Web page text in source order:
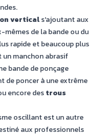
verticals'ajoutant aux
de la bande ou du
rapide et beaucoup plus
un manchon abrasif
bande de ponçage
de poncer à une extrême
encore destrous
oscillant est un autre
aux professionnels